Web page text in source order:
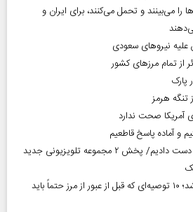
می‌بینند و تحمل می‌کنند، برای ایران و
نیروهای سعودی
آمریکا صحت ندارد
و آماده پاسخ قاطعیم
هنرمند منحصر‌به‌فردی را از دست دادیم/ پخش ۲ مجموعه تلویزیونی جدید
بازگشت زائران اربعین آغاز شد؛ ۱۰ توصیه‌ای که قبل از عبور از مرز حتماً باید